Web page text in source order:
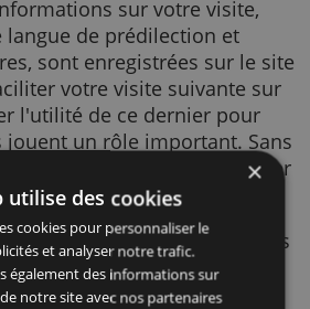
petit fichier texte envoyé à
via le site Web consulté.
informations sur votre
langue de prédilection et
sont enregistrées sur
faciliter votre visite
l'utilité de ce dernier
jouent un rôle important.
du Web pourrait
frustrante.
utilise des cookies